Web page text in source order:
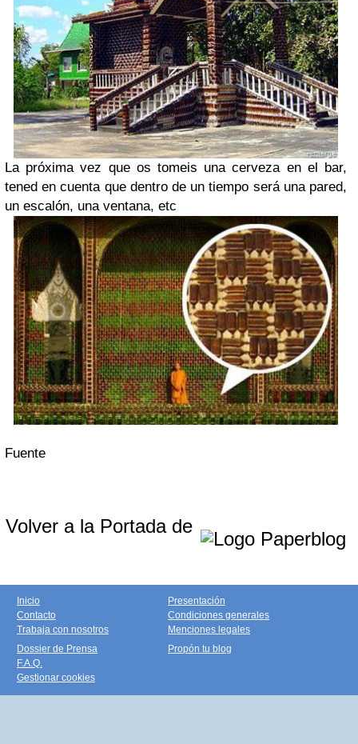
La próxima vez que os tomeis una cerveza en el bar,
tened en cuenta que dentro de un tiempo será una pared,
un escalón, una ventana, etc
Fuente
Volver a la Portada de
Inicio
Contacto
Trabaja con nosotros
Presentación
Condiciones generales
Menciones legales
Dossier de Prensa
F.A.Q.
Gestionar cookies
Propón tu blog